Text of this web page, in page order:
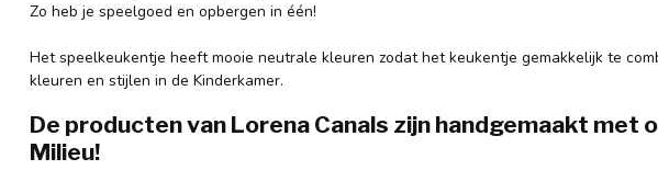
Zo heb je speelgoed en opbergen in één!
Het speelkeukentje heeft mooie neutrale kleuren zodat het keukentje gemakkelijk te
kleuren en stijlen in de Kinderkamer.
De producten van Lorena Canals zijn handgemaakt met
Milieu!